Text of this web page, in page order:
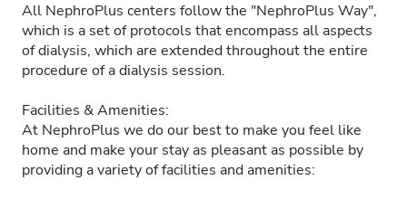
All NephroPlus centers follow the "NephroPlus Way",
which is a set of protocols that encompass all aspects
of dialysis, which are extended throughout the entire
procedure of a dialysis session.
Facilities & Amenities:
At NephroPlus we do our best to make you feel like
home and make your stay as pleasant as possible by
providing a variety of facilities and amenities: